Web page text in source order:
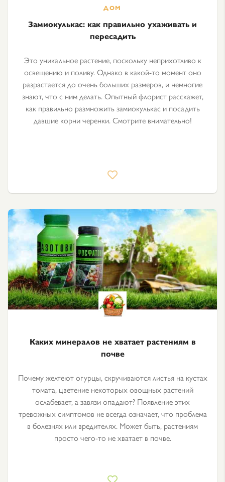
Замиокулькас: как правильно ухаживать и
пересадить
Это уникальное растение, поскольку неприхотливо к
освещению и поливу. Однако в какой-то момент оно
разрастается до очень больших размеров, и немногие
знают, что с ним делать. Опытный флорист расскажет,
как правильно размножить замиокулькас и посадить
давшие корни черенки. Смотрите внимательно!
Каких минералов не хватает растениям в
почве
Почему желтеют огурцы, скручиваются листья на кустах
томата, цветение некоторых овощных растений
ослабевает, а завязи опадают? Появление этих
тревожных симптомов не всегда означает, что проблема
в болезнях или вредителях. Может быть, растениям
просто чего-то не хватает в почве.